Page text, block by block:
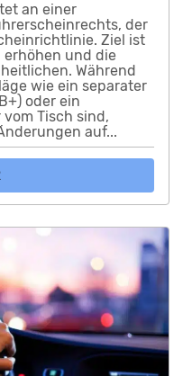
an einer
der
Ziel ist
erhöhen und die
Während
wie ein separater
oder ein
Tisch sind,
auf...